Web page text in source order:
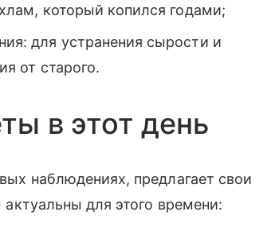
который копился годами;
для устранения сырости и
от старого.
в этот день
наблюдениях, предлагает свои
для этого времени: